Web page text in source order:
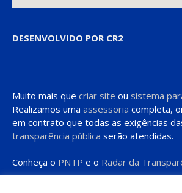
DESENVOLVIDO POR CR2
Muito mais que criar site ou sistema
Realizamos uma assessoria completa,
em contrato que todas as exigências
transparência pública serão atendidas.
Conheça o PNTP e o Radar da